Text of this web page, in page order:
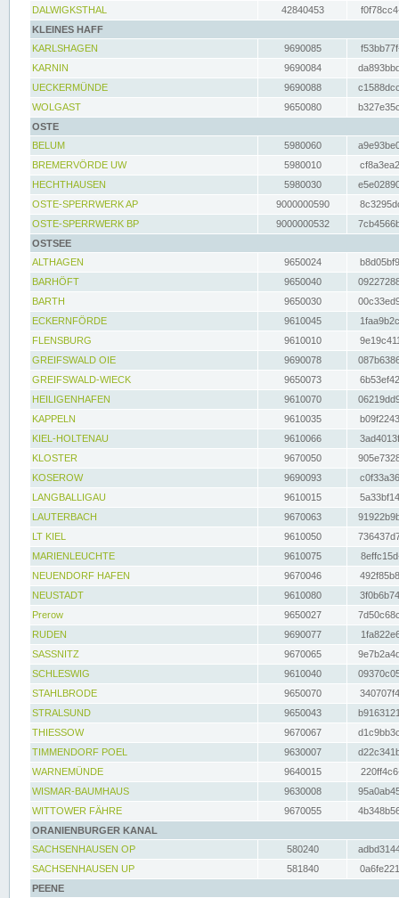
DALWIGKSTHAL
42840453
KLEINES HAFF
KARLSHAGEN
9690085
KARNIN
9690084
UECKERMÜNDE
9690088
WOLGAST
9650080
OSTE
BELUM
5980060
BREMERVÖRDE UW
5980010
HECHTHAUSEN
5980030
OSTE-SPERRWERK AP
9000000590
OSTE-SPERRWERK BP
9000000532
OSTSEE
ALTHAGEN
9650024
BARHÖFT
9650040
BARTH
9650030
ECKERNFÖRDE
9610045
FLENSBURG
9610010
GREIFSWALD OIE
9690078
GREIFSWALD-WIECK
9650073
HEILIGENHAFEN
9610070
KAPPELN
9610035
KIEL-HOLTENAU
9610066
KLOSTER
9670050
KOSEROW
9690093
LANGBALLIGAU
9610015
LAUTERBACH
9670063
LT KIEL
9610050
MARIENLEUCHTE
9610075
NEUENDORF HAFEN
9670046
NEUSTADT
9610080
Prerow
9650027
RUDEN
9690077
SASSNITZ
9670065
SCHLESWIG
9610040
STAHLBRODE
9650070
STRALSUND
9650043
THIESSOW
9670067
TIMMENDORF POEL
9630007
WARNEMÜNDE
9640015
WISMAR-BAUMHAUS
9630008
WITTOWER FÄHRE
9670055
ORANIENBURGER KANAL
SACHSENHAUSEN OP
580240
SACHSENHAUSEN UP
581840
PEENE